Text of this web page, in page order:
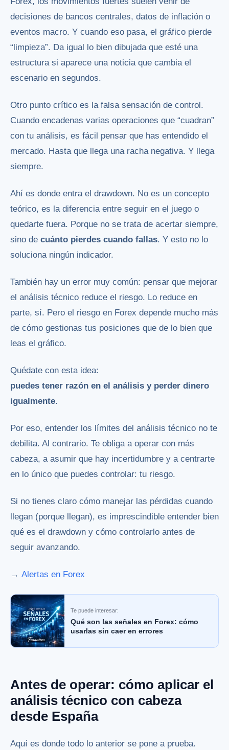
decisiones de bancos centrales, datos de inflación o
eventos macro. Y cuando eso pasa, el gráfico pierde
“limpieza”. Da igual lo bien dibujada que esté una
estructura si aparece una noticia que cambia el
escenario en segundos.
Otro punto crítico es la falsa sensación de control.
Cuando encadenas varias operaciones que “cuadran”
con tu análisis, es fácil pensar que has entendido el
mercado. Hasta que llega una racha negativa. Y llega
siempre.
Ahí es donde entra el drawdown. No es un concepto
teórico, es la diferencia entre seguir en el juego o
quedarte fuera. Porque no se trata de acertar siempre,
sino de cuánto pierdes cuando fallas. Y esto no lo
soluciona ningún indicador.
También hay un error muy común: pensar que mejorar
el análisis técnico reduce el riesgo. Lo reduce en
parte, sí. Pero el riesgo en Forex depende mucho más
de cómo gestionas tus posiciones que de lo bien que
leas el gráfico.
Quédate con esta idea:
puedes tener razón en el análisis y perder dinero
igualmente.
Por eso, entender los límites del análisis técnico no te
debilita. Al contrario. Te obliga a operar con más
cabeza, a asumir que hay incertidumbre y a centrarte
en lo único que puedes controlar: tu riesgo.
Si no tienes claro cómo manejar las pérdidas cuando
llegan (porque llegan), es imprescindible entender bien
qué es el drawdown y cómo controlarlo antes de
seguir avanzando.
→ Alertas en Forex
Te puede interesar:
Qué son las señales en Forex: cómo
usarlas sin caer en errores
Antes de operar: cómo aplicar el
análisis técnico con cabeza
desde España
Aquí es donde todo lo anterior se pone a prueba.